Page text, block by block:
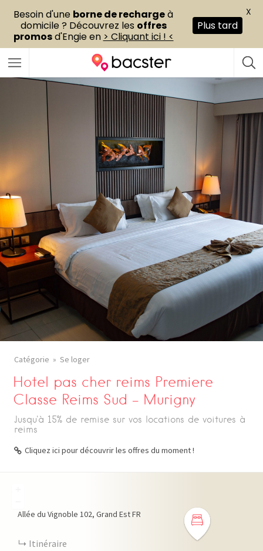
Catégorie Se loger
Hotel pas cher reims Premiere
Classe Reims Sud – Murigny
Jusqu'à 15% de remise sur vos locations de voitures à
reims
Cliquez ici pour découvrir les offres du moment !
Allée du Vignoble 102 Grand EstFR
Itinéraire
Besoin d'une borne de rechargeà
domicile ? Découvrez les offres
promosd'Engie en > Cliquant ici ! <
Plus tard
X